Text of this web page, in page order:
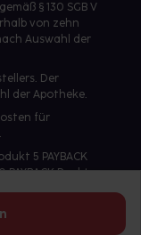
§ 130 SGB V
von zehn
Auswahl der
Der
der Apotheke.
für
5 PAYBACK
Punkte
Punkte vergeben.